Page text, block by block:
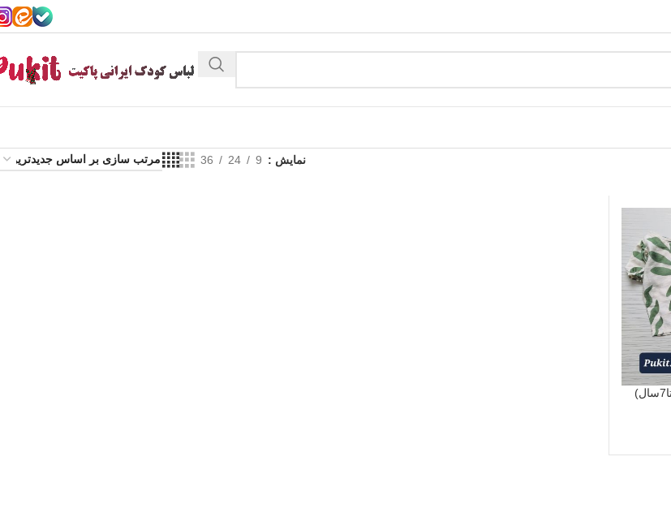
نمایش 9
24
36